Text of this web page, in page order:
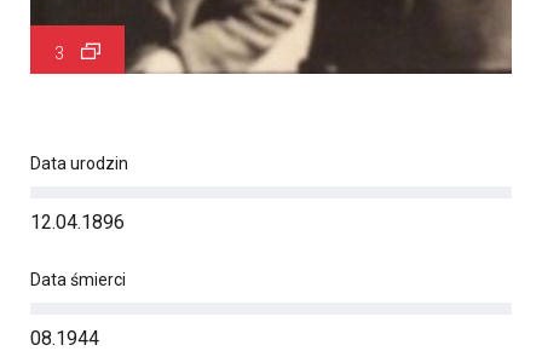
3
Data urodzin
12.04.1896
Data śmierci
08.1944